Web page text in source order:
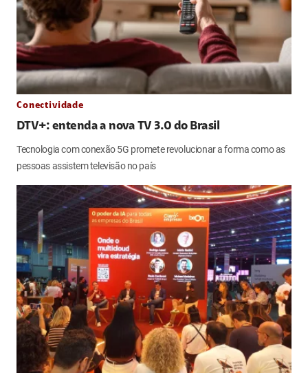
Conectividade
DTV+: entenda a nova TV 3.0 do Brasil
Tecnologia com conexão 5G promete revolucionar a forma como as
pessoas assistem televisão no país